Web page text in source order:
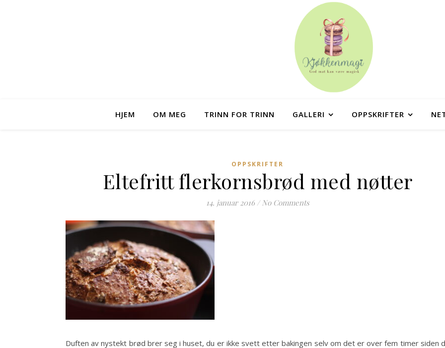
HJEM OM MEG TRINN FOR TRINN GALLERI OPPSKRIFTER
OPPSKRIFTER
Eltefritt flerkornsbrød med nøtter
14. januar 2016 / No Comments
Duften av nystekt brød brer seg i huset, du er ikke svett etter bakingen selv om det er over fem timer siden